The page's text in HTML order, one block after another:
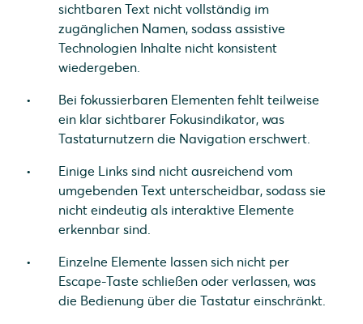
sichtbaren Text nicht vollständig im
zugänglichen Namen, sodass assistive
Technologien Inhalte nicht konsistent
wiedergeben.
Bei fokussierbaren Elementen fehlt teilweise
ein klar sichtbarer Fokusindikator, was
Tastaturnutzern die Navigation erschwert.
Einige Links sind nicht ausreichend vom
umgebenden Text unterscheidbar, sodass sie
nicht eindeutig als interaktive Elemente
erkennbar sind.
Einzelne Elemente lassen sich nicht per
Escape-Taste schließen oder verlassen, was
die Bedienung über die Tastatur einschränkt.